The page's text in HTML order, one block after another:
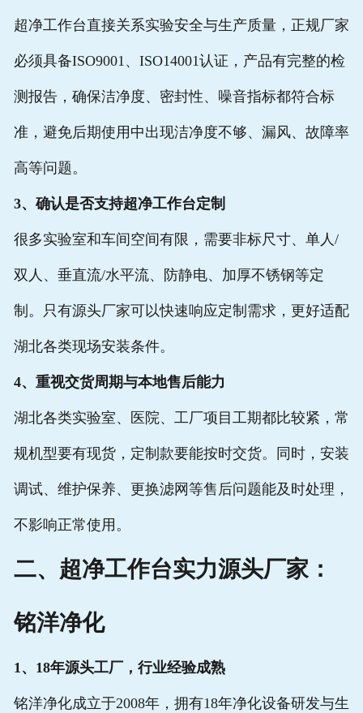
超净工作台直接关系实验安全与生产质量，正规厂家
必须具备ISO9001、ISO14001认证，产品有完整的检
测报告，确保洁净度、密封性、噪音指标都符合标
准，避免后期使用中出现洁净度不够、漏风、故障率
高等问题。
3、确认是否支持超净工作台定制
很多实验室和车间空间有限，需要非标尺寸、单人/
双人、垂直流/水平流、防静电、加厚不锈钢等定
制。只有源头厂家可以快速响应定制需求，更好适配
湖北各类现场安装条件。
4、重视交货周期与本地售后能力
湖北各类实验室、医院、工厂项目工期都比较紧，常
规机型要有现货，定制款要能按时交货。同时，安装
调试、维护保养、更换滤网等售后问题能及时处理，
不影响正常使用。
二、超净工作台实力源头厂家：
铭洋净化
1、18年源头工厂，行业经验成熟
铭洋净化成立于2008年，拥有18年净化设备研发与生